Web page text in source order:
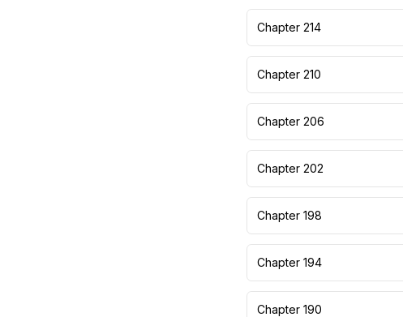
Chapter 214
Chapter 210
Chapter 206
Chapter 202
Chapter 198
Chapter 194
Chapter 190